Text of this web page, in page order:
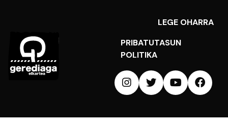
LEGE OHARRA
PRIBATUTASUN
POLITIKA